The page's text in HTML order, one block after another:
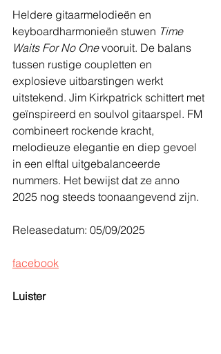
Heldere gitaarmelodieën en
keyboardharmonieën stuwen Time
Waits For No One vooruit. De balans
tussen rustige coupletten en
explosieve uitbarstingen werkt
uitstekend. Jim Kirkpatrick schittert met
geïnspireerd en soulvol gitaarspel. FM
combineert rockende kracht,
melodieuze elegantie en diep gevoel
in een elftal uitgebalanceerde
nummers. Het bewijst dat ze anno
2025 nog steeds toonaangevend zijn.
Releasedatum: 05/09/2025
facebook
Luister